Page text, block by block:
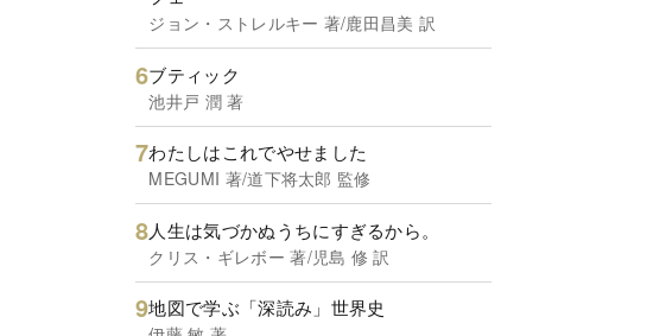
ジョン・ストレルキー 著/鹿田昌美 訳
ブティック
池井戸 潤 著
わたしはこれでやせました
MEGUMI 著/道下将太郎 監修
人生は気づかぬうちにすぎるから。
クリス・ギレボー 著/児島 修 訳
地図で学ぶ「深読み」世界史